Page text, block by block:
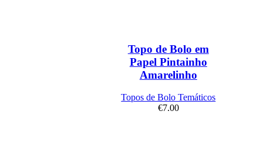
Topo de Bolo em
Papel Pintainho
Amarelinho
Topos de Bolo Temáticos
€7.00